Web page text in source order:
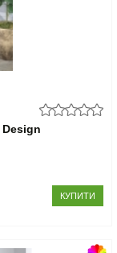
КУПИТИ